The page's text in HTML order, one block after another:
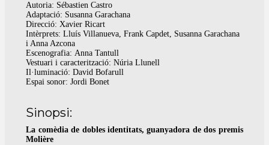
Autoria: Sébastien Castro
Adaptació: Susanna Garachana
Direcció: Xavier Ricart
Intèrprets: Lluís Villanueva, Frank Capdet, Susanna Garachana
i Anna Azcona
Escenografia: Anna Tantull
Vestuari i caracterització: Núria Llunell
Il·luminació: David Bofarull
Espai sonor: Jordi Bonet
Sinopsi:
La comèdia de dobles identitats, guanyadora de dos premis
Molière